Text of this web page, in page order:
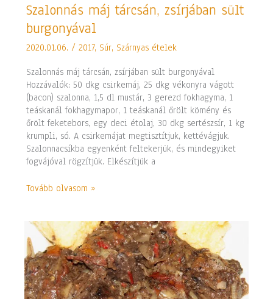
Szalonnás máj tárcsán, zsírjában sült
burgonyával
2020.01.06./2017, Súr, Szárnyas ételek
Szalonnás máj tárcsán, zsírjában sült burgonyával
Hozzávalók: 50 dkg csirkemáj, 25 dkg vékonyra vágott
(bacon) szalonna, 1,5 dl mustár, 3 gerezd fokhagyma, 1
teáskanál fokhagymapor, 1 teáskanál őrölt kömény és
őrölt feketebors, egy deci étolaj, 30 dkg sertészsír, 1 kg
krumpli, só. A csirkemájat megtisztítjuk, kettévágjuk.
Szalonnacsíkba egyenként feltekerjük, és mindegyiket
fogvájóval rögzítjük. Elkészítjük a
Szalonnás
tárcsán,
zsírjában
burgonyával
Tovább olvasom »